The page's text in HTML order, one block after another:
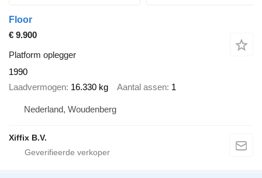
Floor
€ 9.900
Platform oplegger
1990
Laadvermogen 16.330 kg Aantal assen 1
Nederland, Woudenberg
Xiffix B.V.